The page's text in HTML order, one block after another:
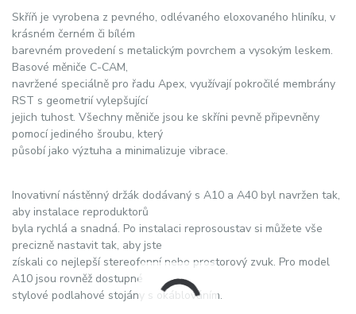
Skříň je vyrobena z pevného, odlévaného eloxovaného hliníku, v
krásném černém či bílém
barevném provedení s metalickým povrchem a vysokým leskem.
Basové měniče C-CAM,
navržené speciálně pro řadu Apex, využívají pokročilé membrány
RST s geometrií vylepšující
jejich tuhost. Všechny měniče jsou ke skříni pevně připevněny
pomocí jediného šroubu, který
působí jako výztuha a minimalizuje vibrace.
Inovativní nástěnný držák dodávaný s A10 a A40 byl navržen tak,
aby instalace reproduktorů
byla rychlá a snadná. Po instalaci reprosoustav si můžete vše
precizně nastavit tak, aby jste
získali co nejlepší stereofonní nebo prostorový zvuk. Pro model
A10 jsou rovněž dostupné
stylové podlahové stojány s okáblováním.